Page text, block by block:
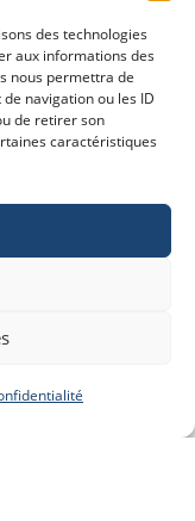
des technologies
aux informations des
nous permettra de
navigation ou les ID
de retirer son
caractéristiques